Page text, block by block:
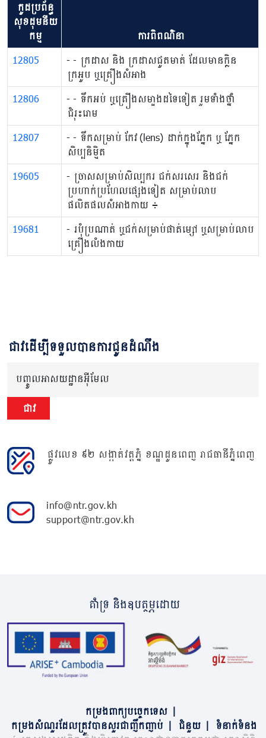
កូដប្រព័ន្ធ
សុខដុមនីយ
កម្ម
ការពិពណ៌នា
12805
- - ក្រដាស និង ក្រដាសជូតមាត់ ដែលមានក្លិន
ក្រអូប ឬ​គ្រឿង​សំអាង
12806
- - ទឹកអប់ ឬគ្រឿងសម្អាងដទៃទៀត រួមទាំងថ្នាំ
ជំរុះរោម
12807
​- - ទឹក​សម្រាប់ កែវ (lens) ដាក់ក្នុងភ្នែក ឬ ភ្នែក
សិប្បនិម្មិត
19605
- ច្រាសសម្រាប់​សិល្បករ ជក់សរសេរ និងជក់
ប្រហាក់ប្រហែលផ្សេងទៀត សម្រាប់លាប
ផលិតផលសំអាងកាយ ៖
19681
- របុំប្រណាត់ ឬជក់សម្រាប់​ផាត់ម្សៅ ឬសម្រាប់​លាប
គ្រឿងលំងកាយ
ជាវដើម្បីទទួលបានការជូនដំណឹង
បញ្ចូលអាសយដ្ឋានអ៊ីមែល
ជាវ
ផ្លូវលេខ ៩២ សង្កាត់វត្តភ្នំ ខណ្ឌដូនពេញ រាជធានីភ្នំពេញ
info@ntr.gov.kh
support@ntr.gov.kh
គាំទ្រ និងឧបត្ថម្ភដោយ
កម្រងពាក្យបច្ចេកទេស
|
កម្រងសំណួរដែលត្រូវបានសួរជាញឹកញាប់
| ជំនួយ |
ទំនាក់ទំនង